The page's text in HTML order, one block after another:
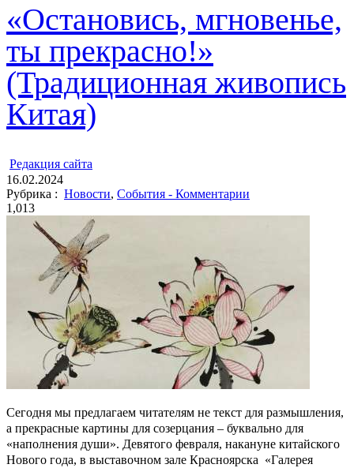
«Остановись, мгновенье,
ты прекрасно!»
(Традиционная живопись
Китая)
Редакция cайта
16.02.2024
Рубрика : Новости, События - Комментарии
1,013
Сегодня мы предлагаем читателям не текст для размышления,
а прекрасные картины для созерцания – буквально для
«наполнения души». Девятого февраля, накануне китайского
Нового года, в выставочном зале Красноярска «Галерея